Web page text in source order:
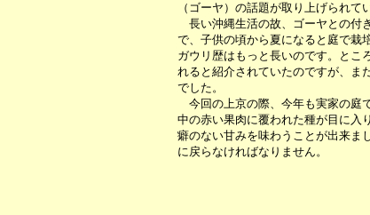
（ゴーヤ）の話題が取り上げられて
長い沖縄生活の故、ゴーヤとの付
で、子供の頃から夏になると庭で栽
ガウリ歴はもっと長いのです。とこ
れると紹介されていたのですが、ま
でした。
今回の上京の際、今年も実家の庭
中の赤い果肉に覆われた種が目に入
癖のない甘みを味わうことが出来ま
に戻らなければなりません。